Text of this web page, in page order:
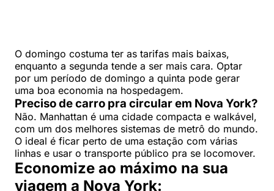
O domingo costuma ter as tarifas mais baixas,
enquanto a segunda tende a ser mais cara. Optar
por um período de domingo a quinta pode gerar
uma boa economia na hospedagem.
Preciso de carro pra circular em Nova York?
Não. Manhattan é uma cidade compacta e walkável,
com um dos melhores sistemas de metrô do mundo.
O ideal é ficar perto de uma estação com várias
linhas e usar o transporte público pra se locomover.
Economize ao máximo na sua
viagem a Nova York: